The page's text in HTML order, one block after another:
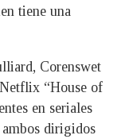
tiene una
Corenswet
“House of
en seriales
dirigidos